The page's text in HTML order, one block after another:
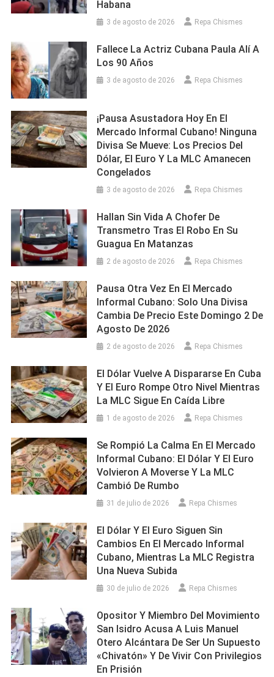
Habana
3 de agosto de 2026 Repa Chismes
Fallece La Actriz Cubana Paula Alí A
Los 90 Años
3 de agosto de 2026 Repa Chismes
¡Pausa Asustadora Hoy En El
Mercado Informal Cubano! Ninguna
Divisa Se Mueve: Los Precios Del
Dólar, El Euro Y La MLC Amanecen
Congelados
3 de agosto de 2026 Repa Chismes
Hallan Sin Vida A Chofer De
Transmetro Tras El Robo En Su
Guagua En Matanzas
2 de agosto de 2026 Repa Chismes
Pausa Otra Vez En El Mercado
Informal Cubano: Solo Una Divisa
Cambia De Precio Este Domingo 2 De
Agosto De 2026
2 de agosto de 2026 Repa Chismes
El Dólar Vuelve A Dispararse En Cuba
Y El Euro Rompe Otro Nivel Mientras
La MLC Sigue En Caída Libre
1 de agosto de 2026 Repa Chismes
Se Rompió La Calma En El Mercado
Informal Cubano: El Dólar Y El Euro
Volvieron A Moverse Y La MLC
Cambió De Rumbo
31 de julio de 2026 Repa Chismes
El Dólar Y El Euro Siguen Sin
Cambios En El Mercado Informal
Cubano, Mientras La MLC Registra
Una Nueva Subida
30 de julio de 2026 Repa Chismes
Opositor Y Miembro Del Movimiento
San Isidro Acusa A Luis Manuel
Otero Alcántara De Ser Un Supuesto
«chivatón» Y De Vivir Con Privilegios
En Prisión